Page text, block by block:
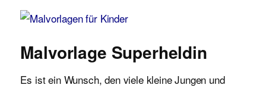
Malvorlagen für Kinder
Malvorlage Superheldin
Es ist ein Wunsch, den viele kleine Jungen und